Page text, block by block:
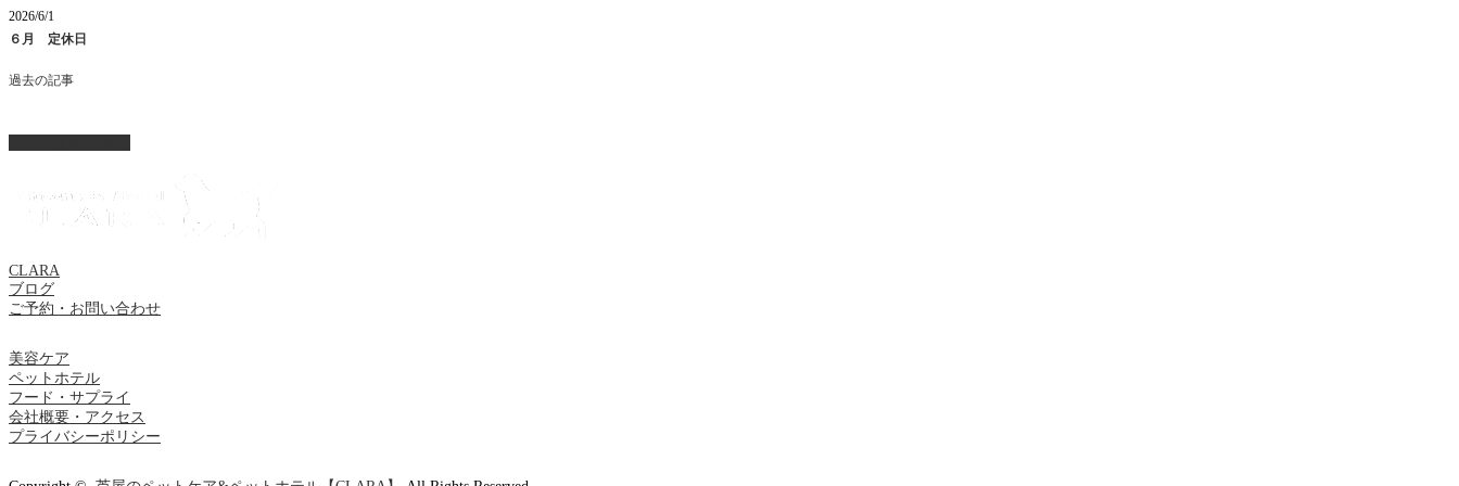
2026/6/1
６月 定休日
過去の記事
CLARA
ブログ
ご予約・お問い合わせ
美容ケア
ペットホテル
フード・サプライ
会社概要・アクセス
プライバシーポリシー